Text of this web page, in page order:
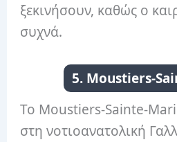
ξεκινήσουν, καθώς ο
συχνά.
5. Moustiers-
Το Moustiers-Sainte-
στη νοτιοανατολική